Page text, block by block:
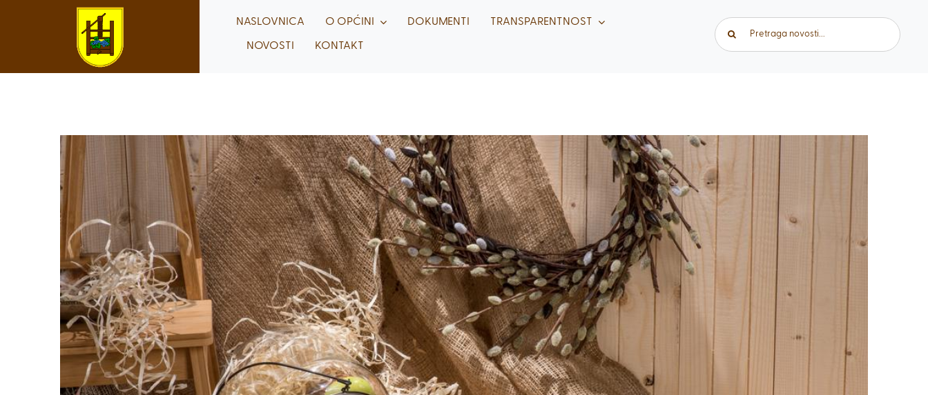
NASLOVNICA O OPĆINI DOKUMENTI TRANSPARENTNOST
NOVOSTI KONTAKT
Traži...